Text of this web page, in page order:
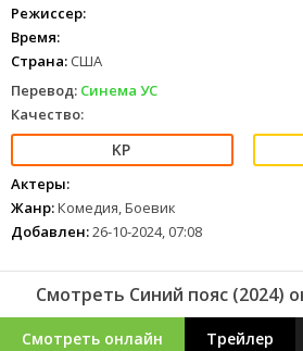
Режиссер:
Время:
Страна: США
Перевод: Синема УС
Качество:
Актеры:
Жанр:Комедия, Боевик
Добавлен:26-10-2024, 07:08
Смотреть Синий пояс (2024)
Смотреть онлайн Трейлер